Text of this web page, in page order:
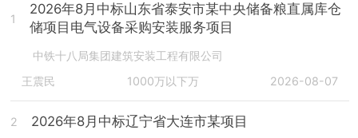
1
2026年8月中标山东省泰安市某中央储备粮直属库仓
储项目电气设备采购安装服务项目
中铁十八局集团建筑安装工程有限公司
王震民
1000万以下万 2026-08-07
2 2026年8月中标辽宁省大连市某项目